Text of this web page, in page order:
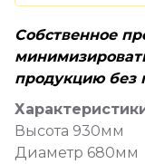
Собственное
продукцию без
Высота 930мм
Диаметр 680мм